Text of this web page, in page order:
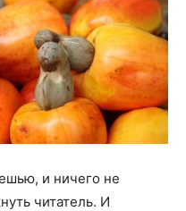
и ничего не
читатель. И